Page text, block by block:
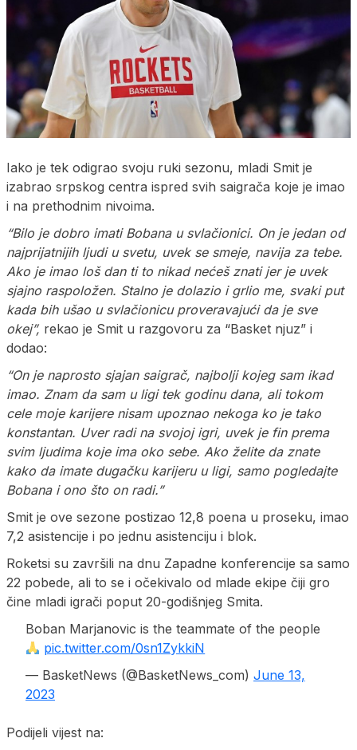
Iako je tek odigrao svoju ruki sezonu, mladi Smit je
izabrao srpskog centra ispred svih saigrača koje je imao
i na prethodnim nivoima.
“Bilo je dobro imati Bobana u svlačionici. On je jedan od
najprijatnijih ljudi u svetu, uvek se smeje, navija za tebe.
Ako je imao loš dan ti to nikad nećeš znati jer je uvek
sjajno raspoložen. Stalno je dolazio i grlio me, svaki put
kada bih ušao u svlačionicu proveravajući da je sve
okej”, rekao je Smit u razgovoru za “Basket njuz” i
dodao:
“On je naprosto sjajan saigrač, najbolji kojeg sam ikad
imao. Znam da sam u ligi tek godinu dana, ali tokom
cele moje karijere nisam upoznao nekoga ko je tako
konstantan. Uver radi na svojoj igri, uvek je fin prema
svim ljudima koje ima oko sebe. Ako želite da znate
kako da imate dugačku karijeru u ligi, samo pogledajte
Bobana i ono što on radi.”
Smit je ove sezone postizao 12,8 poena u proseku, imao
7,2 asistencije i po jednu asistenciju i blok.
Roketsi su završili na dnu Zapadne konferencije sa samo
22 pobede, ali to se i očekivalo od mlade ekipe čiji gro
čine mladi igrači poput 20-godišnjeg Smita.
Boban Marjanovic is the teammate of the people
pic.twitter.com/0sn1ZykkiN
— BasketNews (@BasketNews_com) June 13,
2023
Podijeli vijest na: